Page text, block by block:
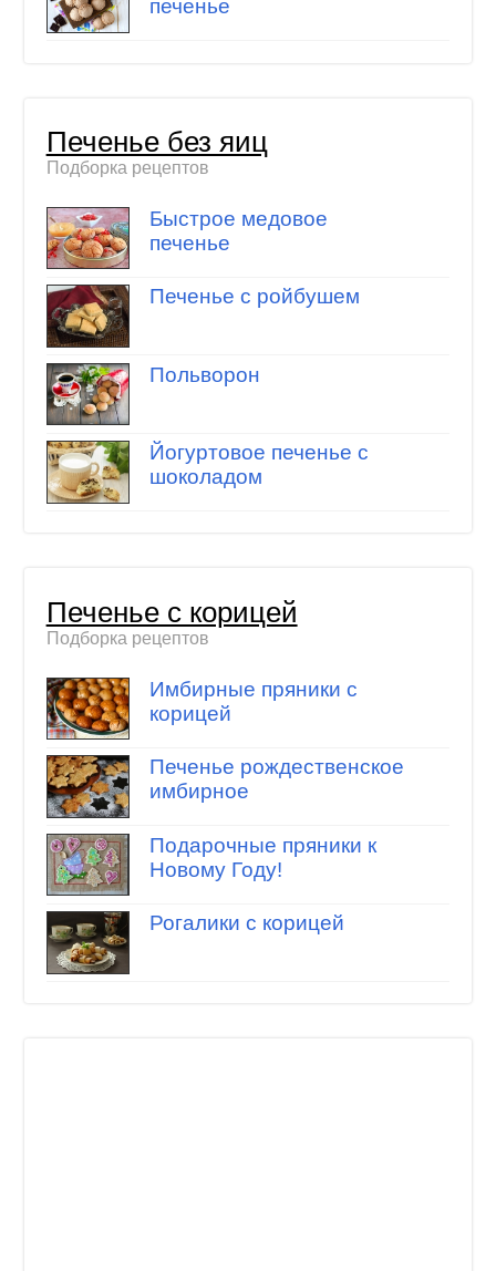
печенье
Печенье без яиц
Подборка рецептов
Быстрое медовое
печенье
Печенье с ройбушем
Польворон
Йогуртовое печенье с
шоколадом
Печенье с корицей
Подборка рецептов
Имбирные пряники с
корицей
Печенье рождественское
имбирное
Подарочные пряники к
Новому Году!
Рогалики с корицей